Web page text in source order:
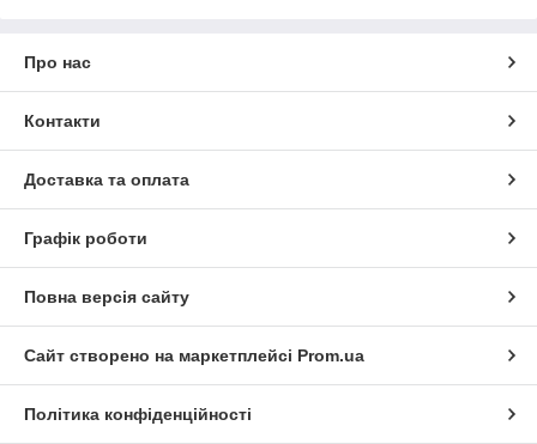
Про нас
Контакти
Доставка та оплата
Графік роботи
Повна версія сайту
Сайт створено на маркетплейсі Prom.ua
Політика конфіденційності